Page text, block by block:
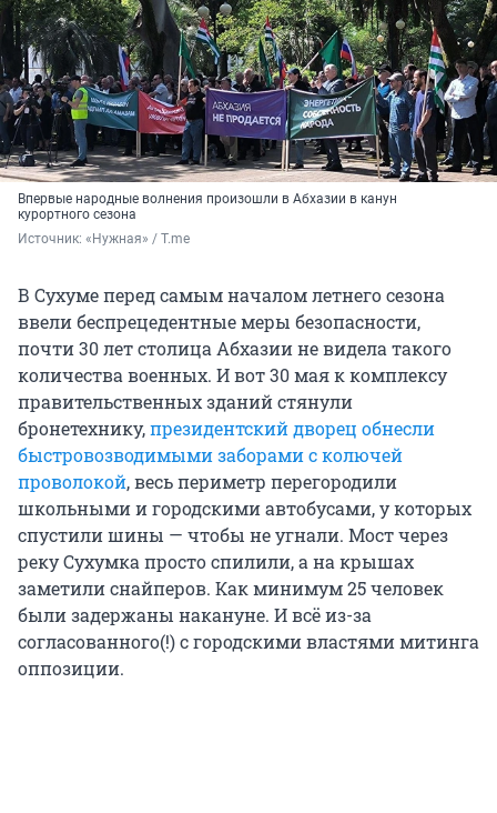
Впервые народные волнения произошли в Абхазии в канун
курортного сезона
Источник: «Нужная» / T.me
В Сухуме перед самым началом летнего сезона
ввели беспрецедентные меры безопасности,
почти 30 лет столица Абхазии не видела такого
количества военных. И вот 30 мая к комплексу
правительственных зданий стянули
бронетехнику,президентский дворец обнесли
быстровозводимыми заборами с колючей
проволокой, весь периметр перегородили
школьными и городскими автобусами, у которых
спустили шины — чтобы не угнали. Мост через
реку Сухумка просто спилили, а на крышах
заметили снайперов. Как минимум 25 человек
были задержаны накануне. И всё из-за
согласованного(!) с городскими властями митинга
оппозиции.